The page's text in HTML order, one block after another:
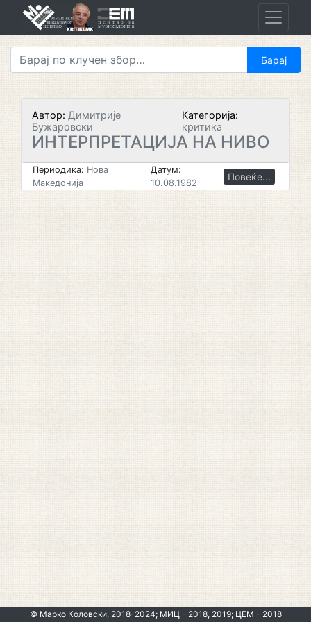
Автор: Димитрије
Бужаровски
Категорија:
критика
ИНТЕРПРЕТАЦИЈА НА НИВО
Периодика: Нова
Македонија
Датум:
10.08.1982
Повеќе...
© Марко Коловски, 2018-2024; МИЦ - 2018, 2019; ЦЕМ - 2018